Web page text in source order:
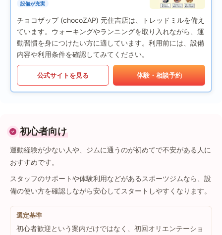
設備が充実
チョコザップ (chocoZAP) 元住吉店は、トレッドミルを備え
ています。ウォーキングやランニングを取り入れながら、運
動習慣を身につけたい方に適しています。利用前には、設備
内容や利用条件を確認してみてください。
公式サイトを見る 体験・相談予約
初心者向け
運動経験が少ない人や、ジムに通うのが初めてで不安がある人に
おすすめです。
スタッフのサポートや体験利用などがあるスポーツジムなら、設
備の使い方を確認しながら安心してスタートしやすくなります。
選定基準
初心者歓迎という案内だけではなく、初回オリエンテーショ